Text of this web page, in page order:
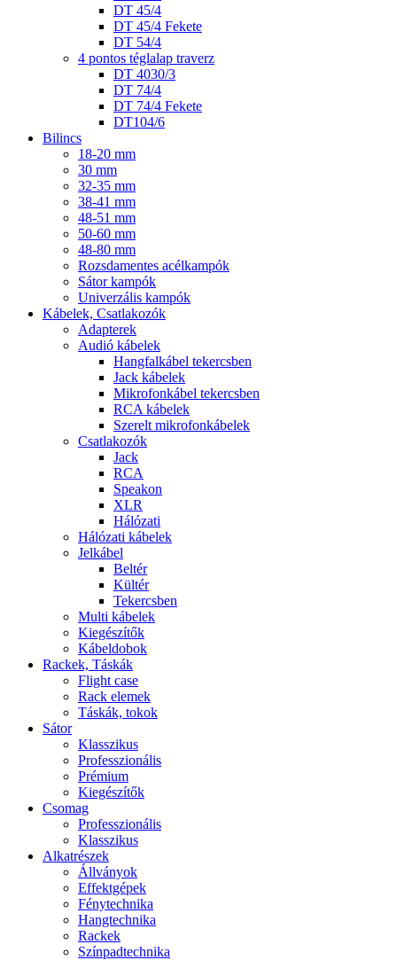
DT 45/4
DT 45/4 Fekete
DT 54/4
4 pontos téglalap traverz
DT 4030/3
DT 74/4
DT 74/4 Fekete
DT104/6
Bilincs
18-20 mm
30 mm
32-35 mm
38-41 mm
48-51 mm
50-60 mm
48-80 mm
Rozsdamentes acélkampók
Sátor kampók
Univerzális kampók
Kábelek, Csatlakozók
Adapterek
Audió kábelek
Hangfalkábel tekercsben
Jack kábelek
Mikrofonkábel tekercsben
RCA kábelek
Szerelt mikrofonkábelek
Csatlakozók
Jack
RCA
Speakon
XLR
Hálózati
Hálózati kábelek
Jelkábel
Beltér
Kültér
Tekercsben
Multi kábelek
Kiegészítők
Kábeldobok
Rackek, Táskák
Flight case
Rack elemek
Táskák, tokok
Sátor
Klasszikus
Professzionális
Prémium
Kiegészítők
Csomag
Professzionális
Klasszikus
Alkatrészek
Állványok
Effektgépek
Fénytechnika
Hangtechnika
Rackek
Színpadtechnika